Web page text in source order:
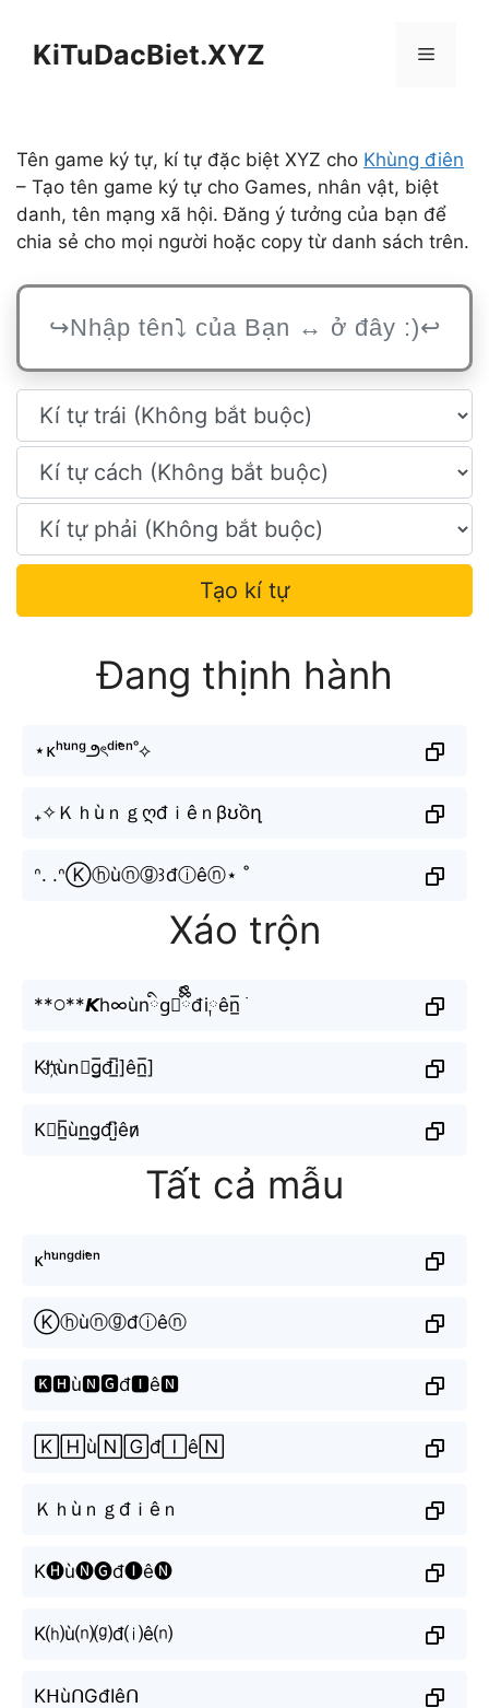
KiTuDacBiet.XYZ Menu
Tên game ký tự, kí tự đặc biệt XYZ cho Khùng điên
– Tạo tên game ký tự cho Games, nhân vật, biệt
danh, tên mạng xã hội. Đăng ý tưởng của bạn để
chia sẻ cho mọi người hoặc copy từ danh sách trên.
Tạo kí tự
Đang thịnh hành
⋆ᴋʰᵘ̀ⁿᵍ౨ৎᵈⁱᵉ̂ⁿ˚⟡
₊✧Ｋｈùｎｇღđｉêｎβʊồղ
ᐢ. .ᐢⓀⓗùⓝⓖ꒱đⓘêⓝ⋆ ˚
Xáo trộn
**𖧋**𝙆h∞ùnིgྀིྀི⃗đi༙ên̲̅ ࣪
Kh҉ùn⃘g̲̅đi̲̅]ên̲̅]
K⃕h̲̅ùn͟͟g̫đi̺͆ên̷̷
Tất cả mẫu
ᴋʰᵘ̀ⁿᵍᵈⁱᵉ̂ⁿ
Ⓚⓗùⓝⓖđⓘêⓝ
🅺🅷ù🅽🅶đ🅸ê🅽
🄺🄷ù🄽🄶đ🄸ê🄽
Ｋｈùｎｇđｉêｎ
K🅗ù🅝🅖đ🅘ê🅝
K⒣ù⒩⒢đ⒤ê⒩
KᕼùᑎGđIêᑎ